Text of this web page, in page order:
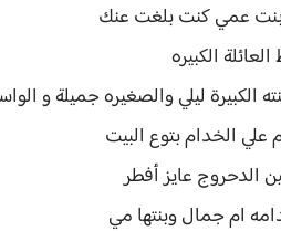
بنت عمي كنت بلغت عنك
الكبيره
الكبيرة ليلي والصغيره جميلة و
الخدام بتوع البيت
الدحروج عايز أفطر
ام جمال وبنتها مي